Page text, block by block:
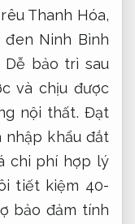
Thanh Hóa,
đen Ninh Bình
Dễ bảo trì sau
và chịu được
nội thất. Đạt
nhập khẩu đắt
chi phí hợp lý
tiết kiệm 40-
bảo đảm tính